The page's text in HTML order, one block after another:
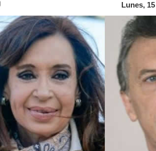
Lunes,